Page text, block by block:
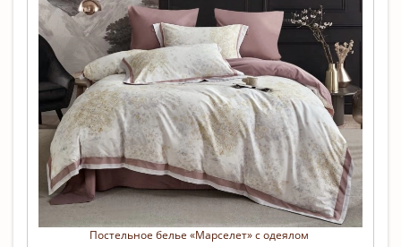
Постельное белье «Марселет» с одеялом